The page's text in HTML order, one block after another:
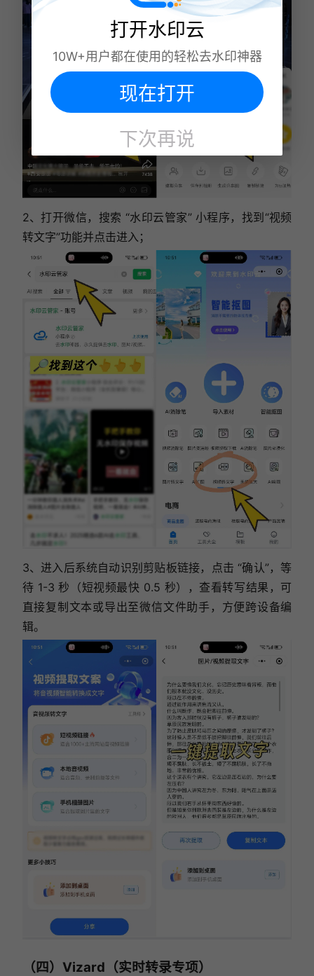
2、打开微信，搜索 “水印云管家” 小程序，找到“视频
转文字”功能并点击进入；
3、进入后系统自动识别剪贴板链接，
点击 “确认”，等
待 1-3 秒（短视频最快 0.5 秒），查看转写结果，可
直接复制文本或导出至微信文件助手，方便跨设备编
辑。
（四）Vizard（实时转录专项）
打开水印云
10W+用户都在使用的轻松去水印神器
现在打开
下次再说